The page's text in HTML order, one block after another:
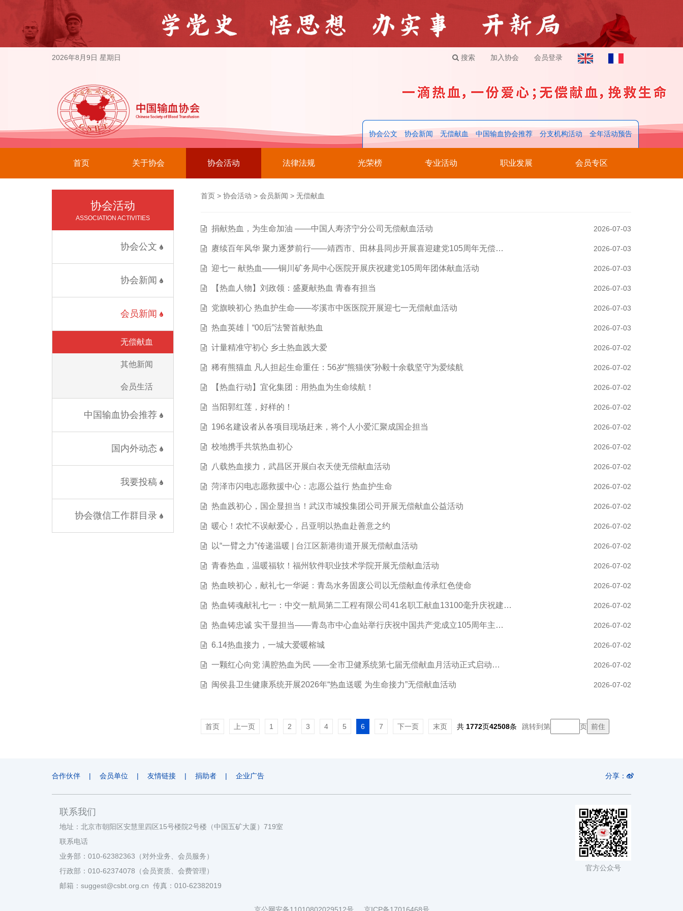
2026年8月9日 星期日 搜索 加入协会 会员登录
协会公文 协会新闻 无偿献血 中国输血协会推荐 分支机构活动 全年活动预告
首页 关于协会 协会活动 法律法规 光荣榜 专业活动 职业发展 会员专区
协会活动
ASSOCIATION ACTIVITIES
协会公文
协会新闻
会员新闻
无偿献血
其他新闻
会员生活
中国输血协会推荐
国内外动态
我要投稿
协会微信工作群目录
首页> 协会活动 > 会员新闻 > 无偿献血
捐献热血，为生命加油 ——中国人寿济宁分公司无偿献血活动 2026-07-03
赓续百年风华 聚力逐梦前行——靖西市、田林县同步开展喜迎建党105周年无偿… 2026-07-03
迎七一 献热血——铜川矿务局中心医院开展庆祝建党105周年团体献血活动 2026-07-03
【热血人物】刘政领：盛夏献热血 青春有担当 2026-07-03
党旗映初心 热血护生命——岑溪市中医医院开展迎七一无偿献血活动 2026-07-03
热血英雄丨“00后”法警首献热血 2026-07-03
计量精准守初心 乡土热血践大爱 2026-07-02
稀有熊猫血 凡人担起生命重任：56岁“熊猫侠”孙毅十余载坚守为爱续航 2026-07-02
【热血行动】宜化集团：用热血为生命续航！ 2026-07-02
当阳郭红莲，好样的！ 2026-07-02
196名建设者从各项目现场赶来，将个人小爱汇聚成国企担当 2026-07-02
校地携手共筑热血初心 2026-07-02
八载热血接力，武昌区开展白衣天使无偿献血活动 2026-07-02
菏泽市闪电志愿救援中心：志愿公益行 热血护生命 2026-07-02
热血践初心，国企显担当！武汉市城投集团公司开展无偿献血公益活动 2026-07-02
暖心！农忙不误献爱心，吕亚明以热血赴善意之约 2026-07-02
以“一臂之力”传递温暖 | 台江区新港街道开展无偿献血活动 2026-07-02
青春热血，温暖福软！福州软件职业技术学院开展无偿献血活动 2026-07-02
热血映初心，献礼七一华诞：青岛水务固废公司以无偿献血传承红色使命 2026-07-02
热血铸魂献礼七一：中交一航局第二工程有限公司41名职工献血13100毫升庆祝建… 2026-07-02
热血铸忠诚 实干显担当——青岛市中心血站举行庆祝中国共产党成立105周年主… 2026-07-02
6.14热血接力，一城大爱暖榕城 2026-07-02
一颗红心向党 满腔热血为民 ——全市卫健系统第七届无偿献血月活动正式启动… 2026-07-02
闽侯县卫生健康系统开展2026年“热血送暖 为生命接力”无偿献血活动 2026-07-02
首页 上一页 1 2 3 4 5 6 7 下一页 末页 共 1772页42508条 跳转到第 页
合作伙伴 | 会员单位 | 友情链接 | 捐助者 | 企业广告 分享：
联系我们
地址：北京市朝阳区安慧里四区15号楼院2号楼（中国五矿大厦）719室
联系电话
业务部：010-62382363（对外业务、会员服务）
行政部：010-62374078（会员资质、会费管理）
邮箱：suggest@csbt.org.cn 传真：010-62382019
官方公众号